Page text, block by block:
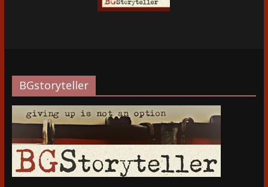
BGstoryteller